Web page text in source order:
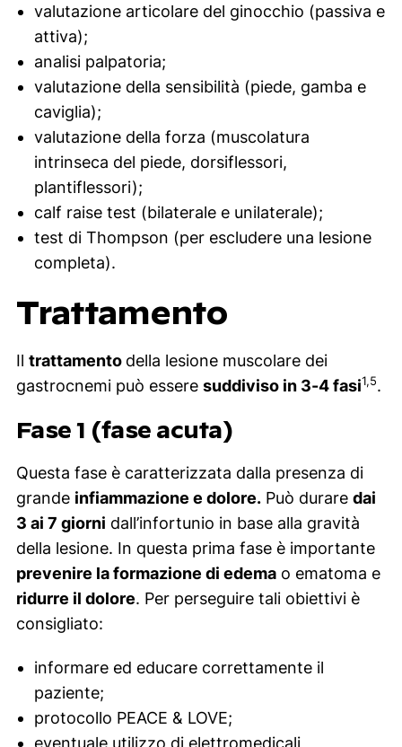
valutazione articolare del ginocchio (passiva e
attiva);
analisi palpatoria;
valutazione della sensibilità (piede, gamba e
caviglia);
valutazione della forza (muscolatura
intrinseca del piede, dorsiflessori,
plantiflessori);
calf raisetest (bilaterale e unilaterale);
test di Thompson (per escludere una lesione
completa).
Trattamento
Il trattamento della lesione muscolare dei
gastrocnemi può essere suddiviso in 3-4 fasi1,5.
Fase 1 (fase acuta)
Questa fase è caratterizzata dalla presenza di
grande infiammazione e dolore.Può durare dai
3 ai 7 giorni dall’infortunio in base alla gravità
della lesione. In questa prima fase è importante
prevenire la formazione di edemao ematoma e
ridurre il dolore. Per perseguire tali obiettivi è
consigliato:
informare ed educare correttamente il
paziente;
protocollo PEACE & LOVE;
eventuale utilizzo di elettromedicali